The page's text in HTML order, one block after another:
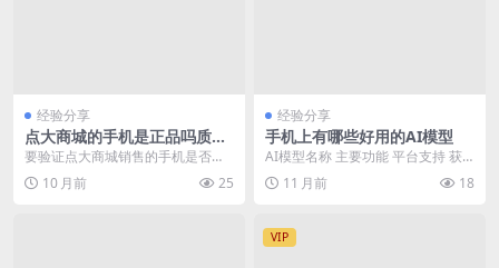
经验分享
点大商城的手机是正品吗质量
怎么样
要验证点大商城销售的手机是否为
正品以及其质量如何，可以从以下
几个方面进行核查： ...
10 月前 25
经验分享
手机上有哪些好用的AI模型
AI模型名称 主要功能 平台支持 获
取方式 ChatGPT 自然语言处理、文
本生...11 月前 18
VIP